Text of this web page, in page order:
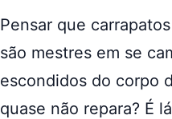
Pensar que
são mestres em se
escondidos do corpo
quase não repara? É